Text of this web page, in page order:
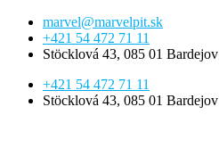
Перейти
содержимому
marvel@marvelpit.sk
+421 54 472 71 11
Stöcklová 43, 085 01 Bardejov
+421 54 472 71 11
Stöcklová 43, 085 01 Bardejov